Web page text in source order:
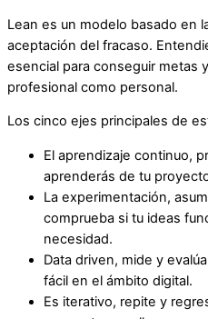
Lean es un modelo basado en
aceptación del fracaso.
esencial para conseguir metas
profesional como personal.
Los cinco ejes principales de
El aprendizaje continuo,
aprenderás de tu
La experimentación,
comprueba si tu ideas
necesidad.
Data driven, mide y
fácil en el ámbito digital.
Es iterativo, repite y